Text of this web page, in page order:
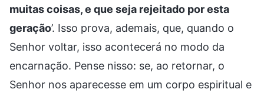
muitas coisas, e que seja rejeitado por esta
geração’. Isso prova, ademais, que, quando o
Senhor voltar, isso acontecerá no modo da
encarnação. Pense nisso: se, ao retornar, o
Senhor nos aparecesse em um corpo espiritual e